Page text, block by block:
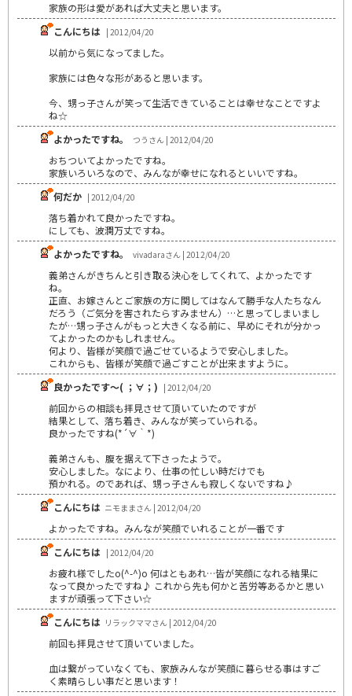
家族の形は愛があれば大丈夫と思います。
こんにちは | 2012/04/20
以前から気になってました。
家族には色々な形があると思います。
今、甥っ子さんが笑って生活できていることは幸せなことですよ
ね☆
よかったですね。
つうさん | 2012/04/20
おちついてよかったですね。
家族いろいろなので、みんなが幸せになれるといいですね。
何だか | 2012/04/20
落ち着かれて良かったですね。
にしても、波瀾万丈ですね。
よかったですね。
vivadaraさん | 2012/04/20
義弟さんがきちんと引き取る決心をしてくれて、よかったです
ね。
正直、お嫁さんとご家族の方に関してはなんて勝手な人たちなん
だろう（ご気分を害されたらすみません）…と思ってしまいまし
たが…甥っ子さんがもっと大きくなる前に、早めにそれが分かっ
てよかったのかもしれません。
何より、皆様が笑顔で過ごせているようで安心しました。
これからも、皆様が笑顔で過ごすことが出来ますように。
良かったです～( ；∀；) | 2012/04/20
前回からの相談も拝見させて頂いていたのですが
結果として、落ち着き、みんなが笑っていられる。
良かったですね(*´∀｀*)
義弟さんも、腹を据えて下さったようで。
安心しました。なにより、仕事の忙しい時だけでも
預かれる。のであれば、甥っ子さんも寂しくないですね♪
こんにちは ニモままさん | 2012/04/20
よかったですね。みんなが笑顔でいれることが一番です
こんにちは | 2012/04/20
お疲れ様でしたo(^-^)o 何はともあれ…皆が笑顔になれる結果に
なって良かったですね♪ これから先も何かと苦労等あるかと思い
ますが頑張って下さい☆
こんにちは リラックママさん | 2012/04/20
前回も拝見させて頂いていました。
血は繋がっていなくても、家族みんなが笑顔に暮らせる事はすご
く素晴らしい事だと思います！